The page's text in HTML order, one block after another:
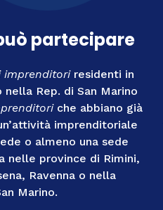
partecipare
imprenditoriresidenti in
nella Rep. di San Marino
che abbiano già
imprenditoriale
o almeno una sede
nelle province di Rimini,
Ravenna o nella
Marino.